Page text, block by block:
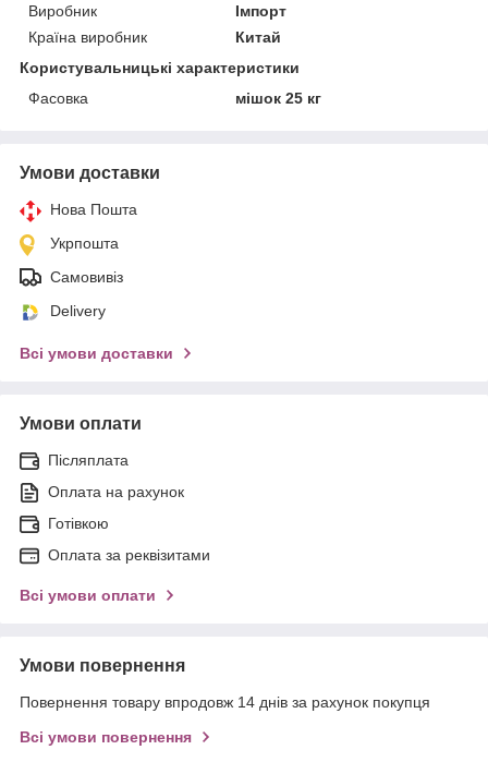
Виробник
Імпорт
Країна виробник
Китай
Користувальницькі характеристики
Фасовка
мішок 25 кг
Умови доставки
Нова Пошта
Укрпошта
Самовивіз
Delivery
Всі умови доставки
Умови оплати
Післяплата
Оплата на рахунок
Готівкою
Оплата за реквізитами
Всі умови оплати
Умови повернення
Повернення товару впродовж 14 днів за рахунок покупця
Всі умови повернення